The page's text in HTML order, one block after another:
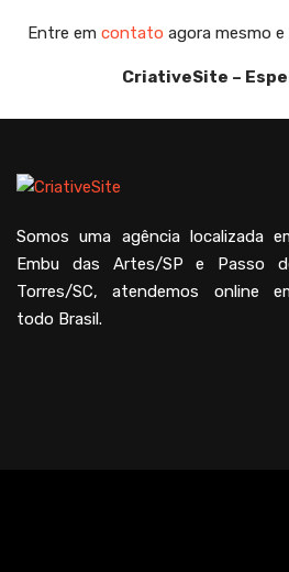
Entre em contato agora mesmo
CriativeSite –
Somos uma agência localizada
Embu das Artes/SP e Passo
Torres/SC, atendemos online
todo Brasil.